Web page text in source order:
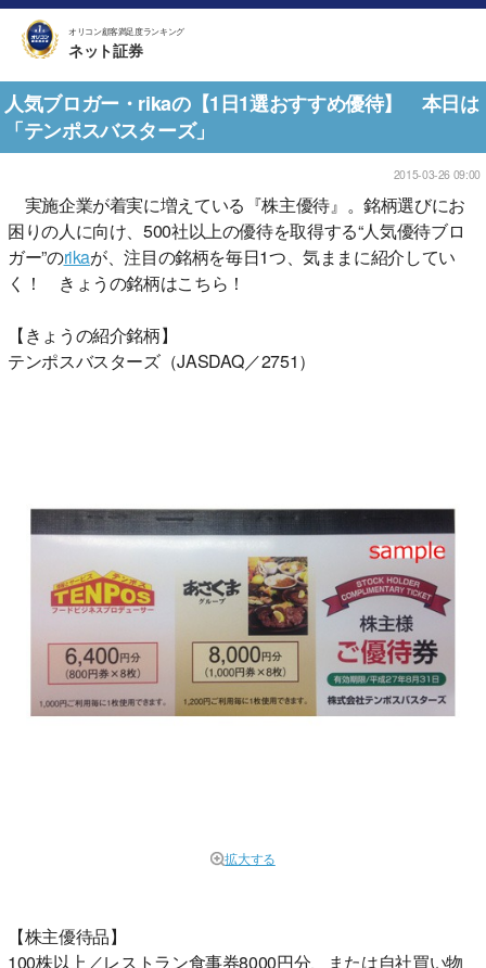
オリコン顧客満足度ランキング
ネット証券
人気ブロガー・rikaの【1日1選おすすめ優待】 本日は
「テンポスバスターズ」
2015-03-26 09:00
実施企業が着実に増えている『株主優待』。銘柄選びにお
困りの人に向け、500社以上の優待を取得する“人気優待ブロ
ガー”のrikaが、注目の銘柄を毎日1つ、気ままに紹介してい
く！ きょうの銘柄はこちら！
【きょうの紹介銘柄】
テンポスバスターズ（JASDAQ／2751）
拡大する
【株主優待品】
100株以上／レストラン食事券8000円分、または自社買い物